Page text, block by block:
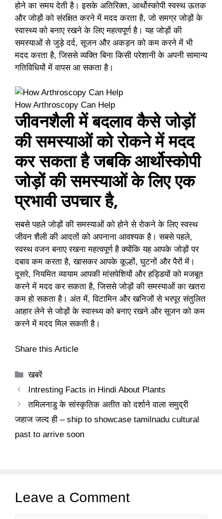
होने का समय देती है। इसके अतिरिक्त, आर्थोस्कोपी स्वस्थ ऊतक
और जोड़ों को संरक्षित करने में मदद करता है, जो समग्र जोड़ों के
स्वास्थ्य को बनाए रखने के लिए महत्वपूर्ण है। यह जोड़ों की
समस्याओं से जुड़े दर्द, सूजन और अकड़न को कम करने में भी
मदद करता है, जिससे व्यक्ति बिना किसी परेशानी के अपनी सामान्य
गतिविधियों में वापस आ सकता है।
How Arthroscopy Can Help
जीवनशैली में बदलाव कैसे जोड़ों
की समस्याओं को रोकने में मदद
कर सकता है जबकि आर्थोस्कोपी
जोड़ों की समस्याओं के लिए एक
प्रभावी उपचार है,
सबसे पहले जोड़ों की समस्याओं को होने से रोकने के लिए स्वस्थ
जीवन शैली की आदतों को अपनाना आवश्यक है। सबसे पहले,
स्वस्थ वजन बनाए रखना महत्वपूर्ण है क्योंकि यह आपके जोड़ों पर
दबाव कम करता है, खासकर आपके कूल्हों, घुटनों और पैरों में।
दूसरे, नियमित व्यायाम आपकी मांसपेशियों और हड्डियों को मजबूत
करने में मदद कर सकता है, जिससे जोड़ों की समस्याओं का खतरा
कम हो सकता है। अंत में, विटामिन और खनिजों से भरपूर संतुलित
आहार लेने से जोड़ों के स्वास्थ्य को बनाए रखने और सूजन को कम
करने में मदद मिल सकती है।
Share this Article
Categories
खबरें
Intresting Facts in Hindi About Plants
तमिलनाडु के सांस्कृतिक अतीत को दर्शाने वाला समुद्री
जहाज जल्द ही – ship to showcase tamilnadu cultural
past to arrive soon
Leave a Comment